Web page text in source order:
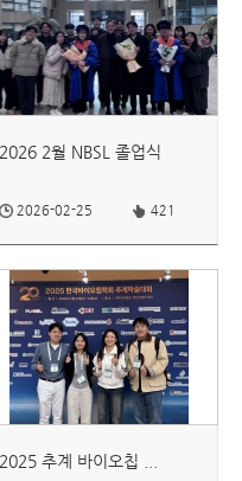
2026 2월 NBSL 졸업식
2026-02-25 421
2025 추계 바이오칩 ...